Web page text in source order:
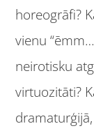
horeogrāfi?
vienu
neirotisku
virtuozitāti?